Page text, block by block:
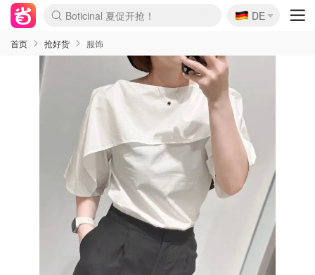
Boticinal 夏促开抢！
4折！lulu周四疯狂上新
还没结束！&OtherStories大促
Joybuy变相75折 随时失效
速领！Stanley独家85折
疑似霸哥！Camper额外叠85折
Zalando 奥莱闪促！每日更新
Moncler反季囤！5折起+叠9折
Coach Brooklyn仅€192
🇩🇪
DE
首页 抢好货 服饰